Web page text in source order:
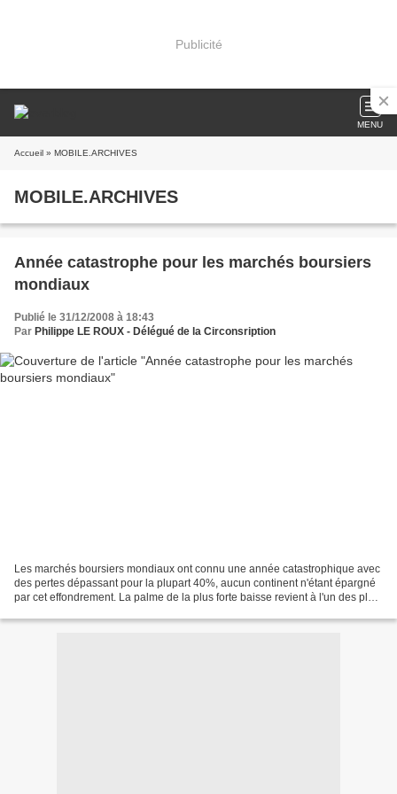
Publicité
MENU
Accueil » MOBILE.ARCHIVES
MOBILE.ARCHIVES
Année catastrophe pour les marchés boursiers
mondiaux
Publié le 31/12/2008 à 18:43
Par Philippe LE ROUX - Délégué de la Circonsription
Les marchés boursiers mondiaux ont connu une année catastrophique avec
des pertes dépassant pour la plupart 40%, aucun continent n'étant épargné
par cet effondrement. La palme de la plus forte baisse revient à l'un des plus